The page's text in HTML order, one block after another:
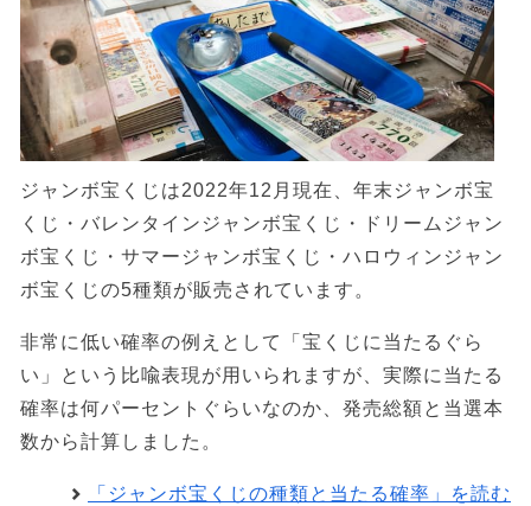
ジャンボ宝くじは2022年12月現在、年末ジャンボ宝
くじ・バレンタインジャンボ宝くじ・ドリームジャン
ボ宝くじ・サマージャンボ宝くじ・ハロウィンジャン
ボ宝くじの5種類が販売されています。
非常に低い確率の例えとして「宝くじに当たるぐら
い」という比喩表現が用いられますが、実際に当たる
確率は何パーセントぐらいなのか、発売総額と当選本
数から計算しました。
「ジャンボ宝くじの種類と当たる確率」を読む